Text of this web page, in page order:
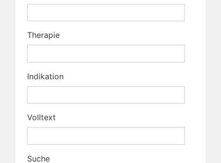
Therapie
Indikation
Volltext
Suche